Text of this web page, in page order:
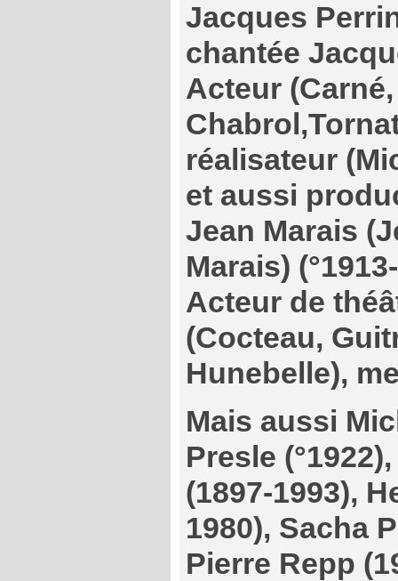
Jacques
chantée
Acteur
réalisateur
et aussi
Jean Marais
Marais)
Acteur de
(Cocteau,
Hunebelle),
Mais aussi
Presle
(1897-1993),
1980), Sacha
Pierre Repp